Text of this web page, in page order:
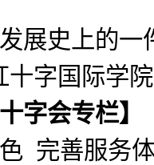
展史上的一
字国际学院
字会专栏】
完善服务